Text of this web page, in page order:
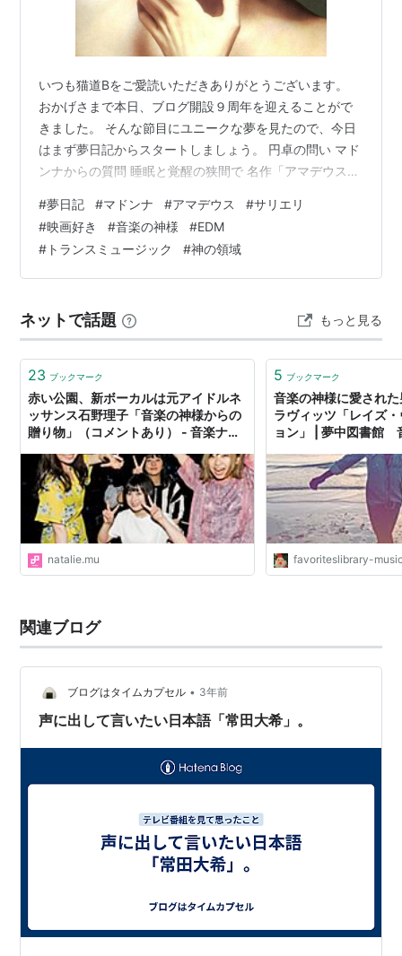
いつも猫道Bをご愛読いただきありがとうございます。
おかげさまで本日、ブログ開設９周年を迎えることがで
きました。 そんな節目にユニークな夢を見たので、今日
はまず夢日記からスタートしましょう。 円卓の問い マド
ンナからの質問 睡眠と覚醒の狭間で 名作「アマデウス」
では、巨大な円卓を囲み、世界的著名人が１人と、様々
な国籍の男性モデルや男性ダンサーらが10人ほど座して
いました。 その中に僕も参加してます。 著名人は、僕ら
１人に１問ずつ、異なった質問をしてゆきます。 質問に
移動し、外から新たに１人…
#夢日記 #マドンナ #アマデウス #サリエリ
#映画好き #音楽の神様 #EDM
# トランスミュージック #神の領域
ネットで話題 もっと見る
23 ブックマーク
赤い公園、新ボーカルは元アイドルネ
ッサンス石野理子「音楽の神様からの
贈り物」（コメントあり） - 音楽ナタ
natalie.mu
5 ブックマーク
音楽の神様に愛され
ラヴィッツ「レイズ
ョン」 | 夢中図書館
favoriteslibrary-
関連ブログ
ブログはタイムカプセル • 3年前
声に出して言いたい日本語「常田大希」。